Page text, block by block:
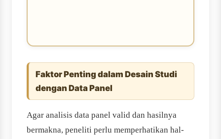
Faktor Penting dalam Desain Studi
dengan Data Panel
Agar analisis data panel valid dan hasilnya
bermakna, peneliti perlu memperhatikan hal-